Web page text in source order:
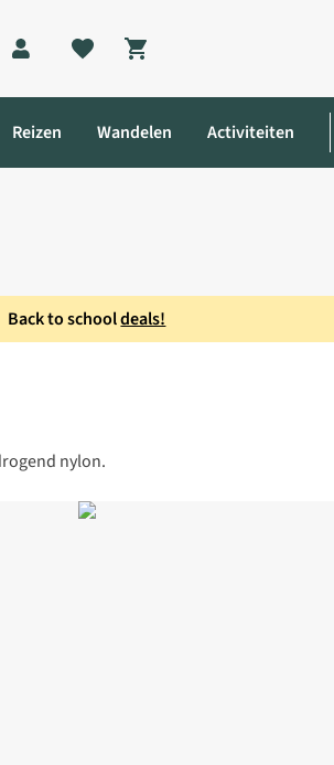
Shopping cart
Reizen Wandelen Activiteiten
Back to schooldeals!
nylon.